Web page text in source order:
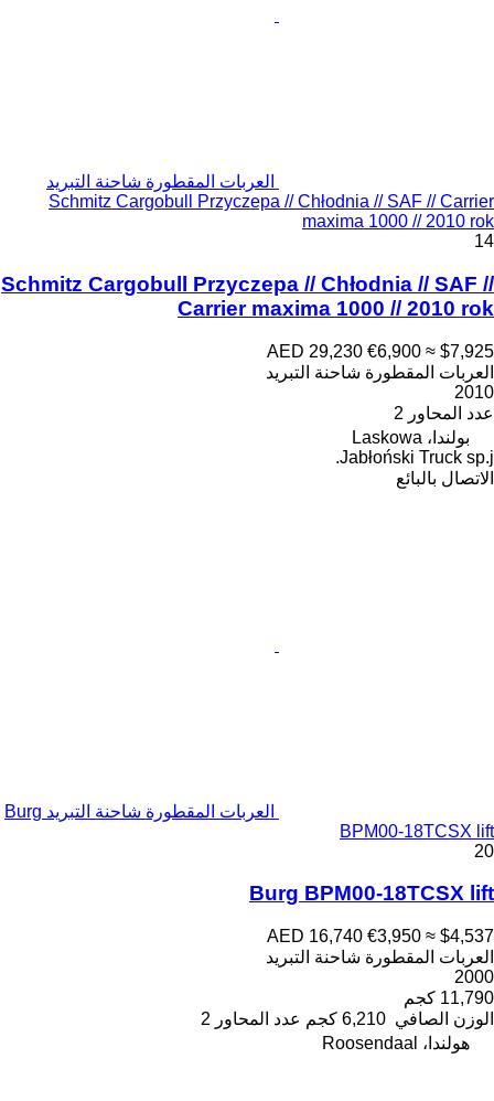
العربات المقطورة شاحنة التبريد
Schmitz Cargobull Przyczepa // Chłodnia // SAF // Carrier
maxima 1000 // 2010 rok
14
Schmitz Cargobull Przyczepa // Chłodnia // SAF //
Carrier maxima 1000 // 2010 rok
AED 29,230 €6,900 ≈ $7,925
العربات المقطورة شاحنة التبريد
2010
عدد المحاور 2
بولندا، Laskowa
Jabłoński Truck sp.j.
الاتصال بالبائع
العربات المقطورة شاحنة التبريد Burg
BPM00-18TCSX lift
20
Burg BPM00-18TCSX lift
AED 16,740 €3,950 ≈ $4,537
العربات المقطورة شاحنة التبريد
2000
11,790 كجم
الوزن الصافي 6,210 كجم عدد المحاور 2
هولندا، Roosendaal